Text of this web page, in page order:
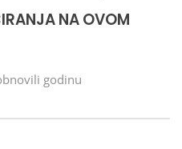
NA OVOM
godinu